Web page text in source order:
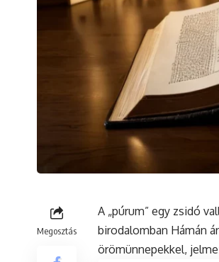
Megosztás
A „púrum” egy zsidó
birodalomban Hámán
örömünnepekkel,